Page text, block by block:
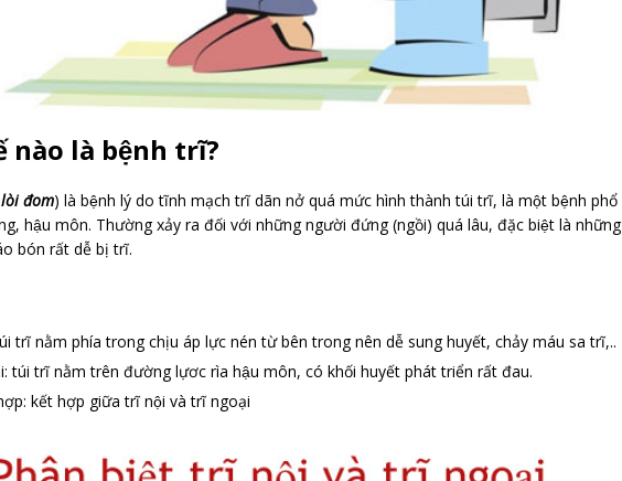
nào là bệnh trĩ?
đom) là bệnh lý do tĩnh mạch trĩ dãn nở quá mức hình thành túi trĩ, là một bệnh phổ
hậu môn. Thường xảy ra đối với những người đứng (ngồi) quá lâu, đặc biệt là những
bón rất dễ bị trĩ.
trĩ nằm phía trong chịu áp lực nén từ bên trong nên dễ sung huyết, chảy máu sa trĩ,..
túi trĩ nằm trên đường lựơc rìa hậu môn, có khối huyết phát triển rất đau.
kết hợp giữa trĩ nội và trĩ ngoại